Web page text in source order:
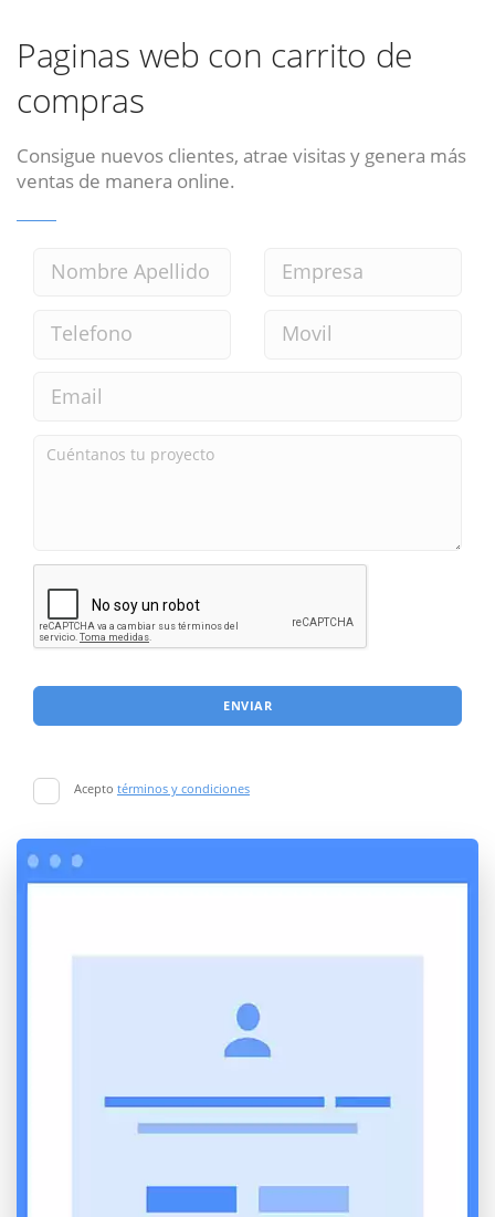
Paginas web con carrito de
compras
Consigue nuevos clientes, atrae visitas y genera más
ventas de manera online.
ENVIAR
Acepto términos y condiciones